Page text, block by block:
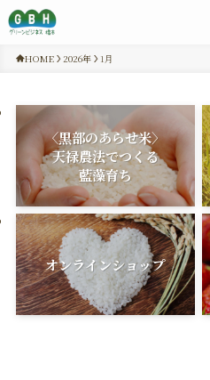
HOME 2026年 1月
〈黒部のあらせ米〉
天禄農法でつくる
藍藻育ち
オンラインショップ